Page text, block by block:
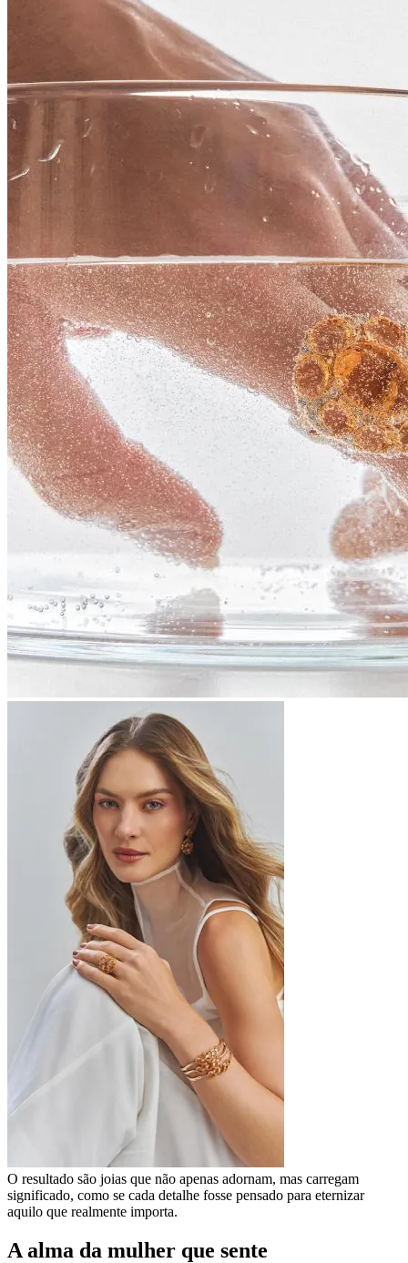
O resultado são joias que não apenas adornam, mas carregam
significado, como se cada detalhe fosse pensado para eternizar
aquilo que realmente importa.
A alma da mulher que sente